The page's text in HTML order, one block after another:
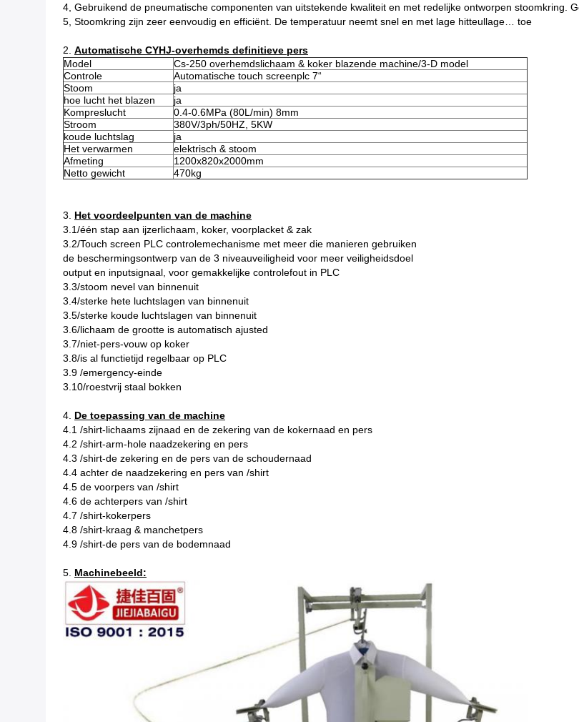
4, Gebruikend de pneumatische componenten van uitstekende kwaliteit en met redelijke ontworpen stoomkring.
5, Stoomkring zijn zeer eenvoudig en efficiënt. De temperatuur neemt snel en met lage hitteullage… toe
2. Automatische CYHJ-overhemds definitieve pers
Model
Cs-250 overhemdslichaam & koker blazende machine/3-D model
Controle
Automatische touch screenplc 7“
Stoom
ja
hoe lucht het blazen
ja
Kompreslucht
0.4-0.6MPa (80L/min) 8mm
Stroom
380V/3ph/50HZ, 5KW
koude luchtslag
ja
Het verwarmen
elektrisch & stoom
Afmeting
1200x820x2000mm
Netto gewicht
470kg
3. Het voordeelpunten van de machine
3.1/één stap aan ijzerlichaam, koker, voorplacket & zak
3.2/Touch screen PLC controlemechanisme met meer die manieren gebruiken
de beschermingsontwerp van de 3 niveauveiligheid voor meer veiligheidsdoel
output en inputsignaal, voor gemakkelijke controlefout in PLC
3.3/stoom nevel van binnenuit
3.4/sterke hete luchtslagen van binnenuit
3.5/sterke koude luchtslagen van binnenuit
3.6/lichaam de grootte is automatisch ajusted
3.7/niet-pers-vouw op koker
3.8/is al functietijd regelbaar op PLC
3.9 /emergency-einde
3.10/roestvrij staal bokken
4. De toepassing van de machine
4.1 /shirt-lichaams zijnaad en de zekering van de kokernaad en pers
4.2 /shirt-arm-hole naadzekering en pers
4.3 /shirt-de zekering en de pers van de schoudernaad
4.4 achter de naadzekering en pers van /shirt
4.5 de voorpers van /shirt
4.6 de achterpers van /shirt
4.7 /shirt-kokerpers
4.8 /shirt-kraag & manchetpers
4.9 /shirt-de pers van de bodemnaad
5. Machinebeeld: